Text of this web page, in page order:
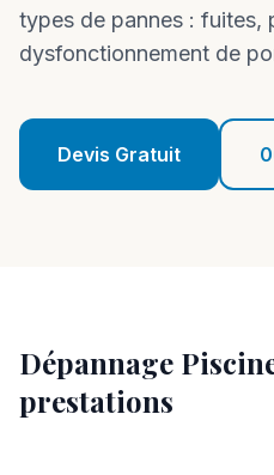
Aménagement Extérieur
Dépannage Piscine
Blog
types de pannes : fuites,
dysfonctionnement de
Devis Gratuit
Dépannage
prestations